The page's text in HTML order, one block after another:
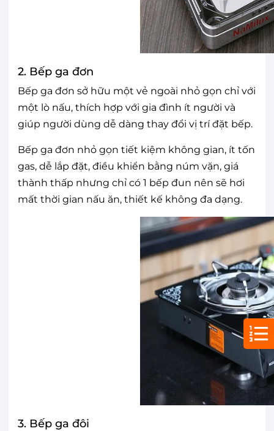
2. Bếp ga đơn
Bếp ga đơn sở hữu một vẻ ngoài nhỏ gọn chỉ với
một lò nấu, thích hợp với gia đình ít người và
giúp người dùng dễ dàng thay đổi vị trí đặt bếp.
Bếp ga đơn nhỏ gọn tiết kiệm không gian, ít tốn
gas, dễ lắp đặt, điều khiển bằng núm vặn, giá
thành thấp nhưng chỉ có 1 bếp đun nên sẽ hơi
mất thời gian nấu ăn, thiết kế không đa dạng.
3. Bếp ga đôi